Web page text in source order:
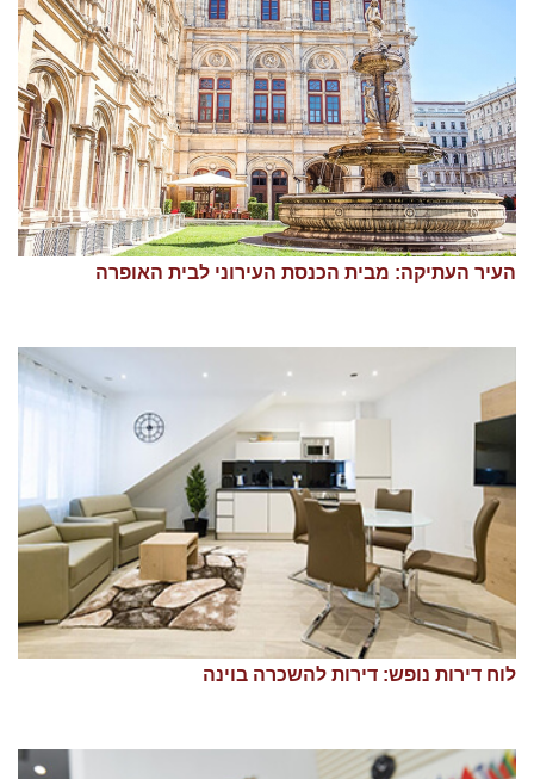
העיר העתיקה: מבית הכנסת העירוני לבית האופרה
לוח דירות נופש: דירות להשכרה בוינה